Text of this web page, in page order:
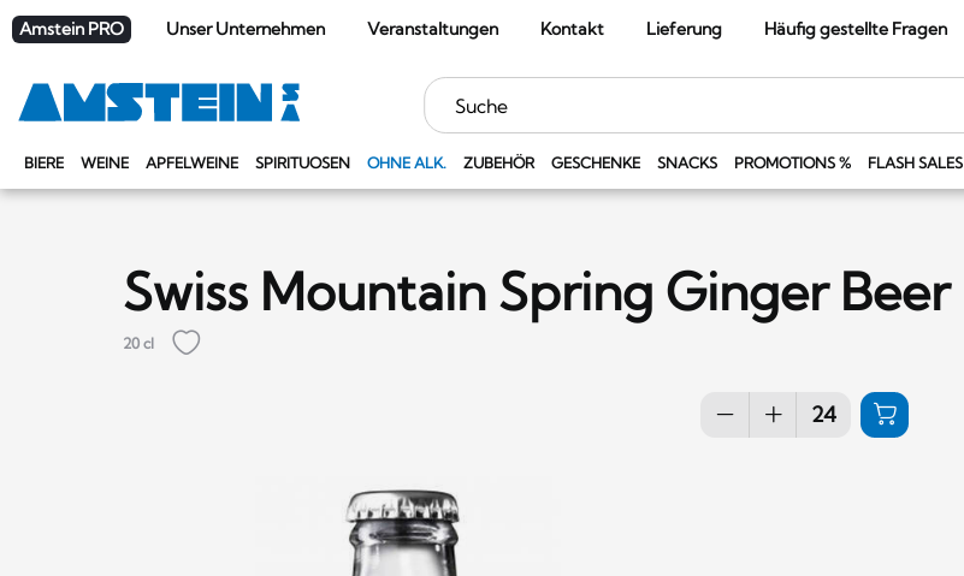
Amstein PRO Unser Unternehmen Veranstaltungen Kontakt Lieferung Häufig gestellte Fragen
BIERE WEINE APFELWEINE SPIRITUOSEN OHNE ALK. ZUBEHÖR GESCHENKE SNACKS PROMOTIONS % FLASH SALES
Stichwörter
Swiss Mountain Spring Ginger Beer
20 cl